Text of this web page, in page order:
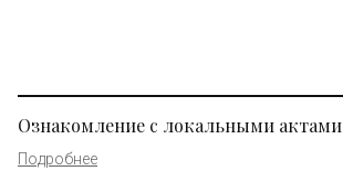
Ознакомление с локальными актами
Подробнее